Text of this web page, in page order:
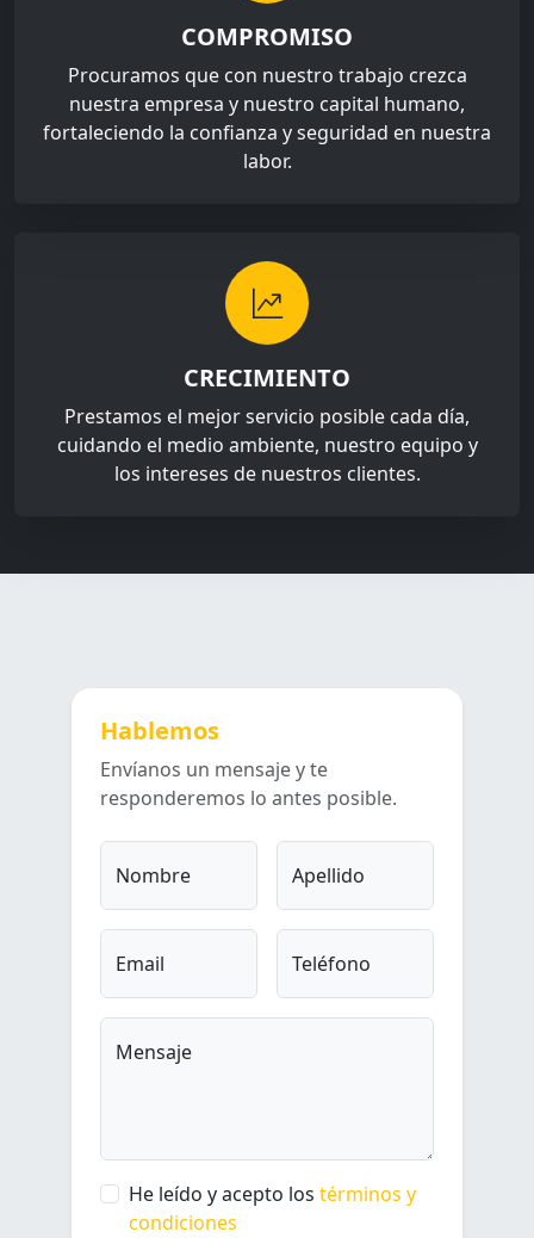
COMPROMISO
Procuramos que con nuestro trabajo crezca
nuestra empresa y nuestro capital humano,
fortaleciendo la confianza y seguridad en nuestra
labor.
CRECIMIENTO
Prestamos el mejor servicio posible cada día,
cuidando el medio ambiente, nuestro equipo y
los intereses de nuestros clientes.
Hablemos
Envíanos un mensaje y te
responderemos lo antes posible.
Nombre Apellido
Email Teléfono
Mensaje
He leído y acepto los términos y
condiciones